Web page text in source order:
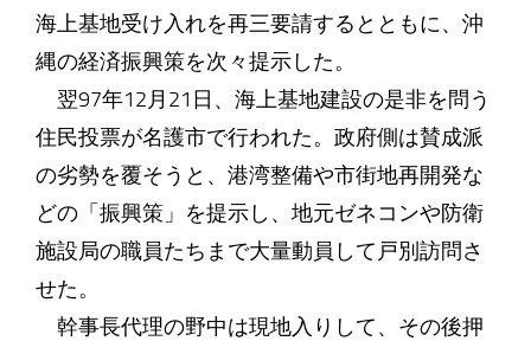
海上基地受け入れを再三要請するとともに、沖
縄の経済振興策を次々提示した。
翌97年12月21日、海上基地建設の是非を問う
住民投票が名護市で行われた。政府側は賛成派
の劣勢を覆そうと、港湾整備や市街地再開発な
どの「振興策」を提示し、地元ゼネコンや防衛
施設局の職員たちまで大量動員して戸別訪問さ
せた。
幹事長代理の野中は現地入りして、その後押